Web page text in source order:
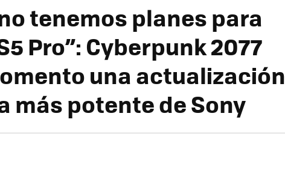
tenemos planes para
Pro”: Cyberpunk 2077
una actualización
más potente de Sony